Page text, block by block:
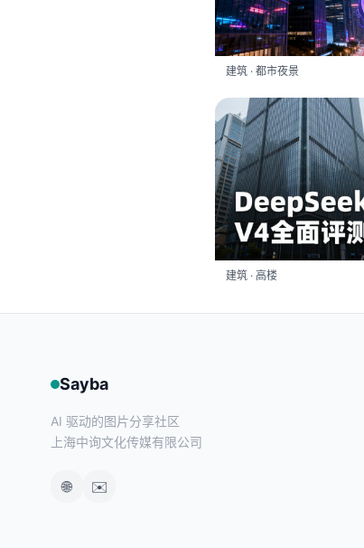
建筑 · 都市夜景
建筑 · 高楼
Sayba
AI 驱动的图片分享社区
上海中询文化传媒有限公司
🌐 ✉️